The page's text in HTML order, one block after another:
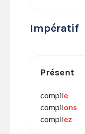
Impératif
Présent
compile
compilons
compilez